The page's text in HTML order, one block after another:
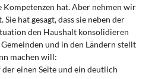
Kompetenzen hat. Aber nehmen wir
hat gesagt, dass sie neben der
den Haushalt konsolidieren
und in den Ländern stellt
machen will:
einen Seite und ein deutlich